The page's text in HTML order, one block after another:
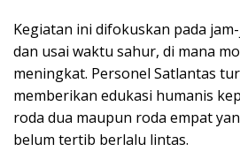
Kegiatan ini difokuskan pada
dan usai waktu sahur, di mana
meningkat. Personel Satlantas
memberikan edukasi humanis
roda dua maupun roda empat
belum tertib berlalu lintas.